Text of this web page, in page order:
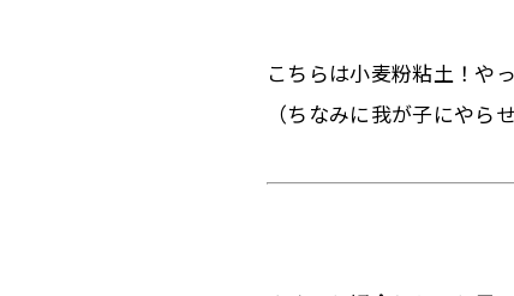
こちらは小麦粉粘土！や
（ちなみに我が子にや